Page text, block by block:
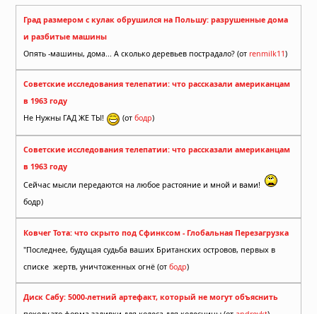
Град размером с кулак обрушился на Польшу: разрушенные дома
и разбитые машины
Опять -машины, дома... А сколько деревьев пострадало? (от renmilk11)
Советские исследования телепатии: что рассказали американцам
в 1963 году
Не Нужны ГАД ЖЕ ТЫ!
(от бодр)
Советские исследования телепатии: что рассказали американцам
в 1963 году
Сейчас мысли передаются на любое растояние и мной и вами!
бодр)
Ковчег Тота: что скрыто под Сфинксом - Глобальная Перезагрузка
"Последнее, будущая судьба ваших Британских островов, первых в
списке жертв, уничтоженных огнё (от бодр)
Диск Сабу: 5000-летний артефакт, который не могут объяснить